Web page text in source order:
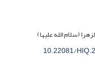
(سلام الله علیها)
10.22081/